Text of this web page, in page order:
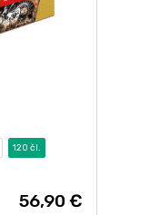
120 čl.
56,90 €